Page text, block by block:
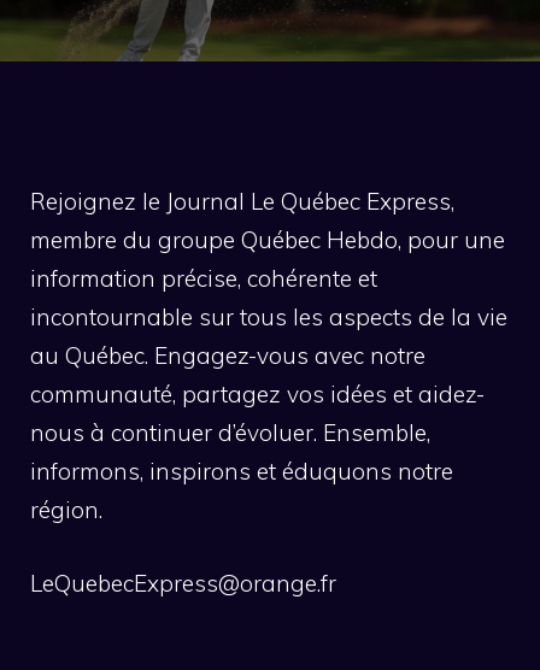
Rejoignez le Journal Le Québec Express,
membre du groupe Québec Hebdo, pour une
information précise, cohérente et
incontournable sur tous les aspects de la vie
au Québec. Engagez-vous avec notre
communauté, partagez vos idées et aidez-
nous à continuer d’évoluer. Ensemble,
informons, inspirons et éduquons notre
région.
LeQuebecExpress@orange.fr